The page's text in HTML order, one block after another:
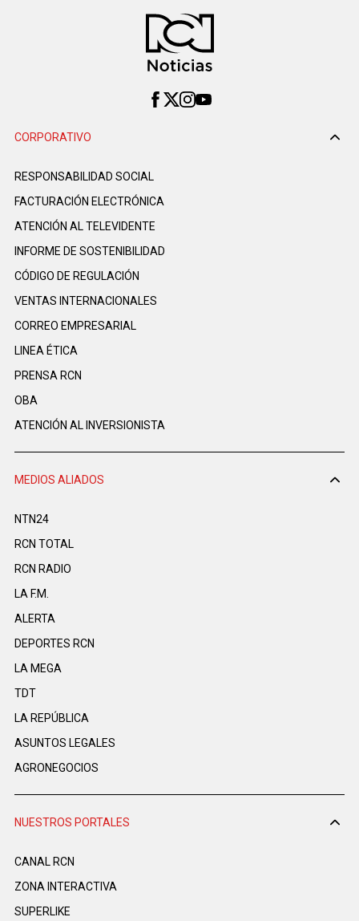
CORPORATIVO
RESPONSABILIDAD SOCIAL
FACTURACIÓN ELECTRÓNICA
ATENCIÓN AL TELEVIDENTE
INFORME DE SOSTENIBILIDAD
CÓDIGO DE REGULACIÓN
VENTAS INTERNACIONALES
CORREO EMPRESARIAL
LINEA ÉTICA
PRENSA RCN
OBA
ATENCIÓN AL INVERSIONISTA
MEDIOS ALIADOS
NTN24
RCN TOTAL
RCN RADIO
LA F.M.
ALERTA
DEPORTES RCN
LA MEGA
TDT
LA REPÚBLICA
ASUNTOS LEGALES
AGRONEGOCIOS
NUESTROS PORTALES
CANAL RCN
ZONA INTERACTIVA
SUPERLIKE